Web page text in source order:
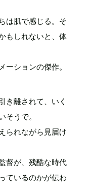
は肌で感じる。そ
もしれないと、体
ーションの傑作。
き離されて、いく
そうで。
られながら見届け
督が、残酷な時代
ているのかが伝わ